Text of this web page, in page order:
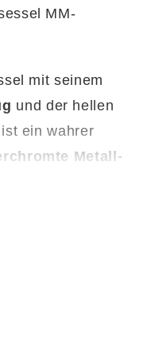
MM-
mit seinem
und der hellen
ein wahrer
Metall-
diesem
von ca.
mit einer
auf